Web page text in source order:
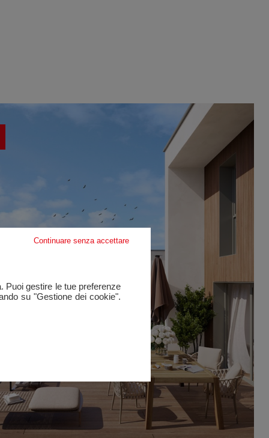
Continuare senza accettare
Puoi gestire le tue preferenze
su "Gestione dei cookie".